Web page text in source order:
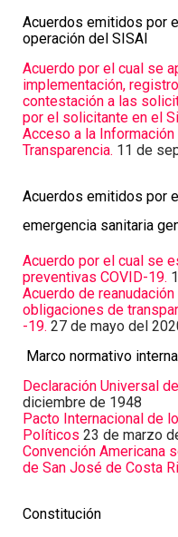
Acuerdos emitidos por
operación del SISAI
Acuerdo por el cual se
implementación,
contestación a las
por el solicitante en el
Acceso a la
Transparencia. 11 de
Acuerdos emitidos por
emergencia sanitaria
Acuerdo por el cual se
preventivas COVID-19.
Acuerdo de
obligaciones de
-19. 27 de mayo del
Marco normativo
Declaración Universal
diciembre de 1948
Pacto Internacional de
Políticos 23 de marzo
Convención Americana
de San José de Costa
Constitución